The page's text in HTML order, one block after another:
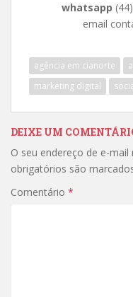
whatsapp
email
agência em cianorte
marketing digital
DEIXE UM
O seu endereço de e-mail
obrigatórios são
Comentário *